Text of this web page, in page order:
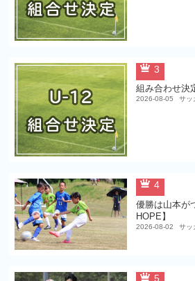
3
組み合わせ決
2026-08-05 サッ
4
優勝は山本が
HOPE】
2026-08-02 サッ
5